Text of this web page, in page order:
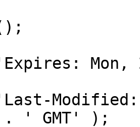
Mon,
' GMT' );